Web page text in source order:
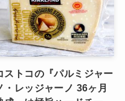
ストコの『パルミジャー
・レッジャーノ 36ヶ月